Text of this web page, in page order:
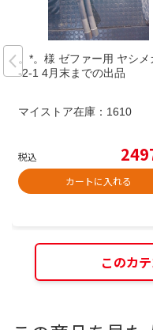
。*。様 ゼファー用 ヤシメ
-2-1 4月末までの出品
マイストア在庫： 1610
税込
カートに入れる
このカ